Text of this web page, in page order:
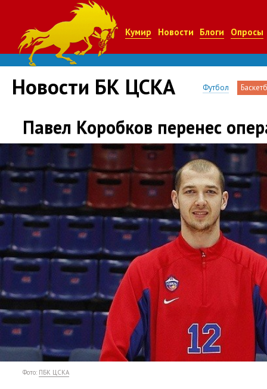
Кумир Новости Блоги Опросы
Новости БК ЦСКА Футбол
Павел Коробков перенес
Фото: ПБК ЦСКА